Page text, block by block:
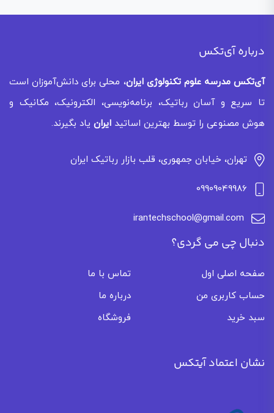
درباره آی‌تکس
آی‌تکس مدرسه علوم تکنولوژی ایران، محلی برای دانش‌آموزان است
تا سریع و آسان رباتیک، برنامه‌نویسی، الکترونیک، مکانیک و
هوش مصنوعی را توسط بهترین اساتید ایران یاد بگیرند.
تهران، خیابان جمهوری، قلب بازار رباتیک ایران
09909049986
irantechschool@gmail.com
دنبال چی می گردی؟
صفحه اصلی اول
تماس با ما
حساب کاربری من
درباره ما
سبد خرید
فروشگاه
نشان اعتماد آیتکس